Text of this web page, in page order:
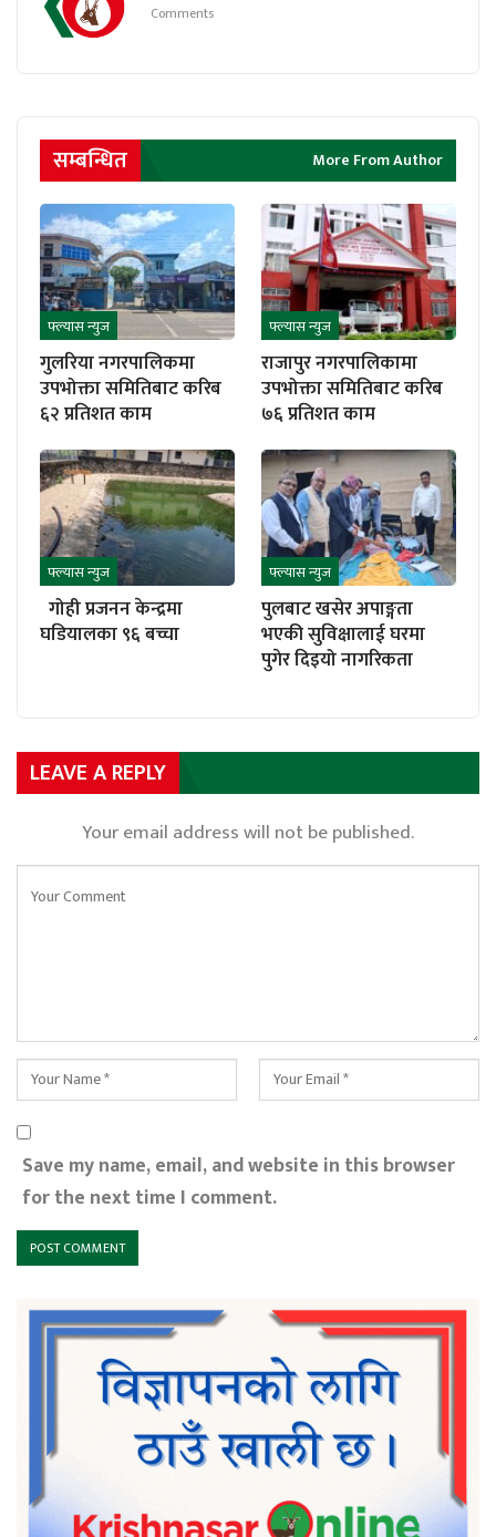
Comments
सम्बन्धित More From Author
फ्ल्यास न्युज
गुलरिया नगरपालिकमा
उपभोक्ता समितिबाट करिब
६२ प्रतिशत काम
फ्ल्यास न्युज
राजापुर नगरपालिकामा
उपभोक्ता समितिबाट करिब
७६ प्रतिशत काम
फ्ल्यास न्युज
गोही प्रजनन केन्द्रमा
घडियालका ९६ बच्चा
फ्ल्यास न्युज
पुलबाट खसेर अपाङ्गता
भएकी सुविक्षालाई घरमा
पुगेर दिइयो नागरिकता
LEAVE A REPLY
Your email address will not be published.
Save my name, email, and website in this browser
for the next time I comment.